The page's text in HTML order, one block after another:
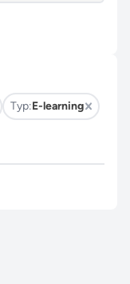
Typ:E-learning